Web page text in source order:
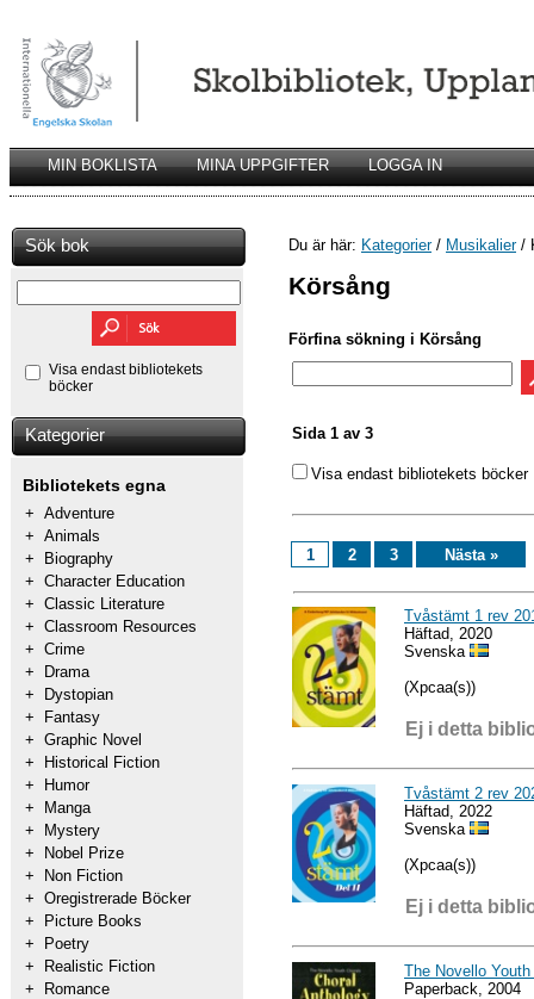
MIN BOKLISTA MINA UPPGIFTER LOGGA IN
Sök bok
Visa endast bibliotekets
böcker
Kategorier
Bibliotekets egna
+ Adventure
+ Animals
+
Biography
+ Character Education
+ Classic Literature
+ Classroom Resources
+ Crime
+
Drama
+
Dystopian
+
Fantasy
+ Graphic Novel
+
Historical Fiction
+
Humor
+
Manga
+
Mystery
+
Nobel Prize
+
Non Fiction
+ Oregistrerade Böcker
+
Picture Books
+
Poetry
+
Realistic Fiction
+
Romance
Du är här: Kategorier/ Musikalier/
Körsång
Förfina sökning i Körsång
Sida 1 av 3
Visa endast bibliotekets böcker
1 2 3 Nästa »
Tvåstämt 1 rev
Häftad, 2020
Svenska
(Xpcaa(s))
Ej i detta
Tvåstämt 2 rev
Häftad, 2022
Svenska
(Xpcaa(s))
Ej i detta
The Novello
Paperback, 2004